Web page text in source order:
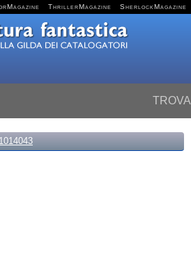
ThrillerMagazine SherlockMagazine
TROVA